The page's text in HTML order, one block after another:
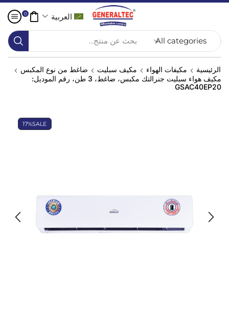
بحث عن منتج...
العربية 0
الرئيسية مكيفات الهواء مكيف سبليت ضاغط من نوع المكبس
مكيف هواء سبليت جنرالتك مكبس، ضاغط، 3 طن، رقم الموديل:
GSAC40EP20
SALE
17%